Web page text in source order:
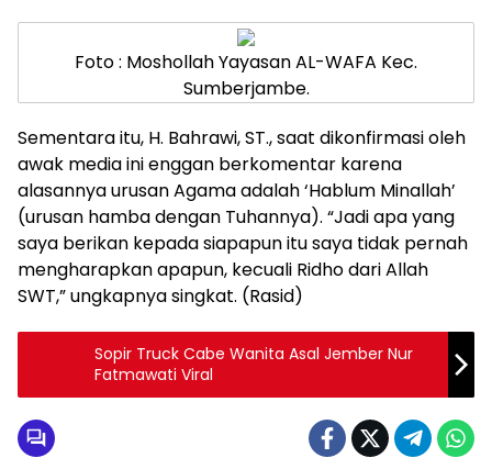
Foto : Moshollah Yayasan AL-WAFA Kec.
Sumberjambe.
Sementara itu, H. Bahrawi, ST., saat dikonfirmasi oleh
awak media ini enggan berkomentar karena
alasannya urusan Agama adalah ‘Hablum Minallah’
(urusan hamba dengan Tuhannya). “Jadi apa yang
saya berikan kepada siapapun itu saya tidak pernah
mengharapkan apapun, kecuali Ridho dari Allah
SWT,” ungkapnya singkat. (Rasid)
Sopir Truck Cabe Wanita Asal Jember Nur
Fatmawati Viral